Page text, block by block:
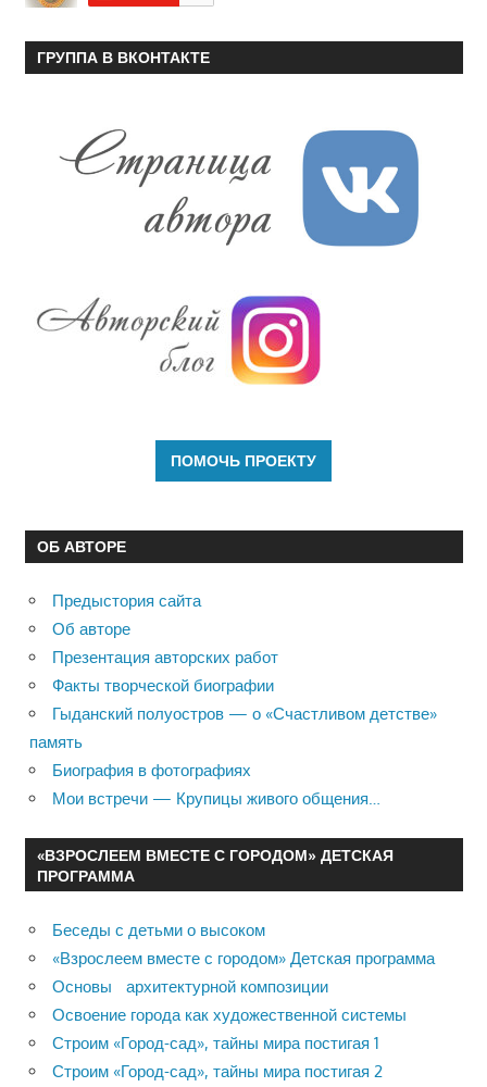
ГРУППА В ВКОНТАКТЕ
ОБ АВТОРЕ
Предыстория сайта
Об авторе
Презентация авторских работ
Факты творческой биографии
Гыданский полуостров — о «Счастливом детстве»
память
Биография в фотографиях
Мои встречи — Крупицы живого общения…
«ВЗРОСЛЕЕМ ВМЕСТЕ С ГОРОДОМ» ДЕТСКАЯ
ПРОГРАММА
Беседы с детьми о высоком
«Взрослеем вместе с городом» Детская программа
Основы архитектурной композиции
Освоение города как художественной системы
Строим «Город-сад», тайны мира постигая 1
Строим «Город-сад», тайны мира постигая 2